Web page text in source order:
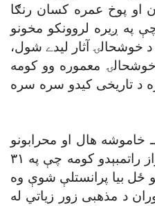
او پوخ عمره کسان رنګا
په ږيره لروونکو مخونو
خوشحالۍ آثار ليدے شول،
معموره وو کومه
د تاريخى کيدو سره سره
خاموشه هال او محرابونو
کښې د بهجن او عبادتونو اواز راتمبېدو کومه چې په ٣١
کاله پس يو ځل بيا پرانستلې شوې وه
د مذهبى زور زياتي له